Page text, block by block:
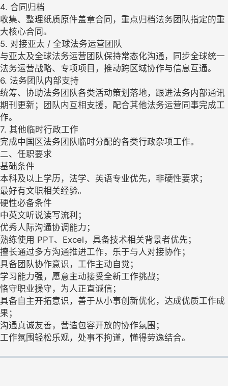
4. 合同归档
收集、整理纸质原件盖章合同，重点归档法务团队指定的重
大核心合同。
5. 对接亚太 / 全球法务运营团队
与亚太及全球法务运营团队保持常态化沟通，同步全球统一
法务运营战略、专项项目，推动跨区域协作与信息互通。
6. 法务团队内部支持
统筹、协助法务团队各类活动策划落地，跟进法务内部通讯
期刊更新；团队内互相支援，配合其他法务运营同事完成工
作。
7. 其他临时行政工作
完成中国区法务团队临时分配的各类行政杂项工作。
二、任职要求
基础条件
本科及以上学历，法学、英语专业优先，非硬性要求；
最好有文职相关经验。
硬性必备条件
中英文听说读写流利；
优秀人际沟通协调能力；
熟练使用 PPT、Excel，具备技术相关背景者优先；
擅长通过多方沟通推进工作，乐于与人对接协作；
具备团队协作意识，工作主动自觉；
学习能力强，愿意主动接受全新工作挑战；
恪守职业操守，为人正直诚信；
具备自主开拓意识，善于从小事创新优化，达成优质工作成
果；
沟通真诚友善，营造包容开放的协作氛围；
工作氛围轻松乐观，处事不拘谨，懂得劳逸结合。